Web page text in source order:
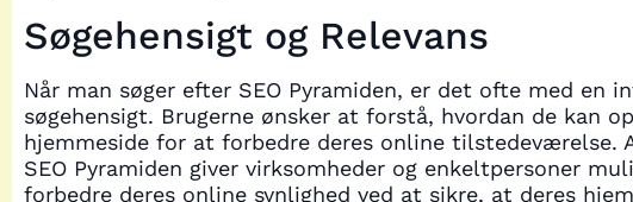
Søgehensigt og Relevans
Når man søger efter SEO Pyramiden, er det ofte med en
søgehensigt. Brugerne ønsker at forstå, hvordan de kan
hjemmeside for at forbedre deres online tilstedeværelse.
SEO Pyramiden giver virksomheder og enkeltpersoner
forbedre deres online synlighed ved at sikre, at deres